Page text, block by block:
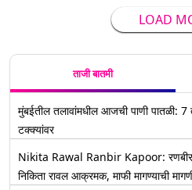
LOAD
ताजी बातमी
मुंबईतील तलावांमधील आजची पाणी पातळी: 7
टक्क्यांवर
Nikita Rawal Ranbir Kapoor: रणबीर
निकिता रावल आक्रमक, माफी मागण्याची